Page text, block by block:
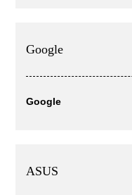
Google
Google
ASUS